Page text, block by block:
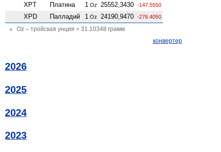
XPT Платина 1 Oz 25552,3430 -147.5550
XPD Палладий 1 Oz 24190,9470 -276.4050
Oz – тройская унция = 31.10348 грамм
конвертер
2026
2025
2024
2023